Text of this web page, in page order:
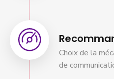
Choix de la
de